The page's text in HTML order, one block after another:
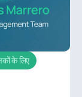
के लिए